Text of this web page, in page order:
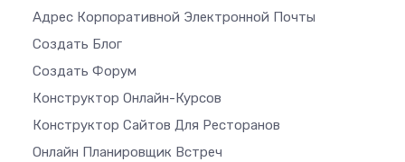
Адрес Корпоративной Электронной Почты
Создать Блог
Создать Форум
Конструктор Онлайн-Курсов
Конструктор Сайтов Для Ресторанов
Онлайн Планировщик Встреч